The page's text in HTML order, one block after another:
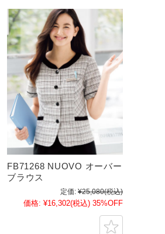
FB71268 NUOVO オーバー
ブラウス
定価: ¥25,080(税込)
価格: ¥16,302(税込) 35%OFF